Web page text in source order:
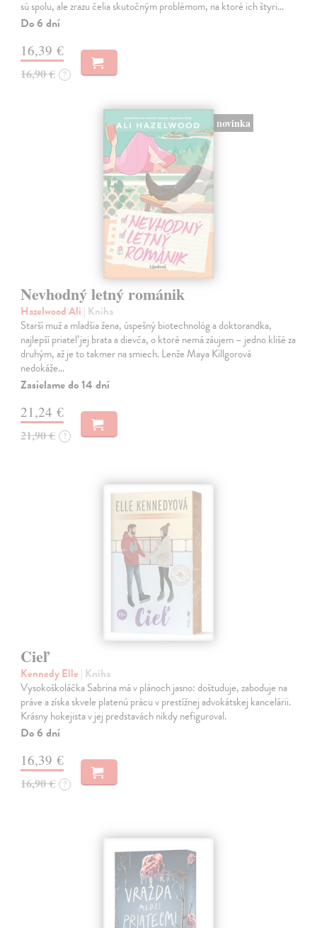
sú spolu, ale zrazu čelia skutočným problémom, na ktoré ich štyri…
Do 6 dní
16,39 €
16,90 € ?
novinka
Nevhodný letný románik
Hazelwood Ali | Kniha
Starší muž a mladšia žena, úspešný biotechnológ a doktorandka,
najlepší priateľ jej brata a dievča, o ktoré nemá záujem – jedno klišé za
druhým, až je to takmer na smiech. Lenže Maya Killgorová
nedokáže…
Zasielame do 14 dní
21,24 €
21,90 € ?
Cieľ
Kennedy Elle | Kniha
Vysokoškoláčka Sabrina má v plánoch jasno: doštuduje, zaboduje na
práve a získa skvele platenú prácu v prestížnej advokátskej kancelárii.
Krásny hokejista v jej predstavách nikdy nefiguroval.
Do 6 dní
16,39 €
16,90 € ?